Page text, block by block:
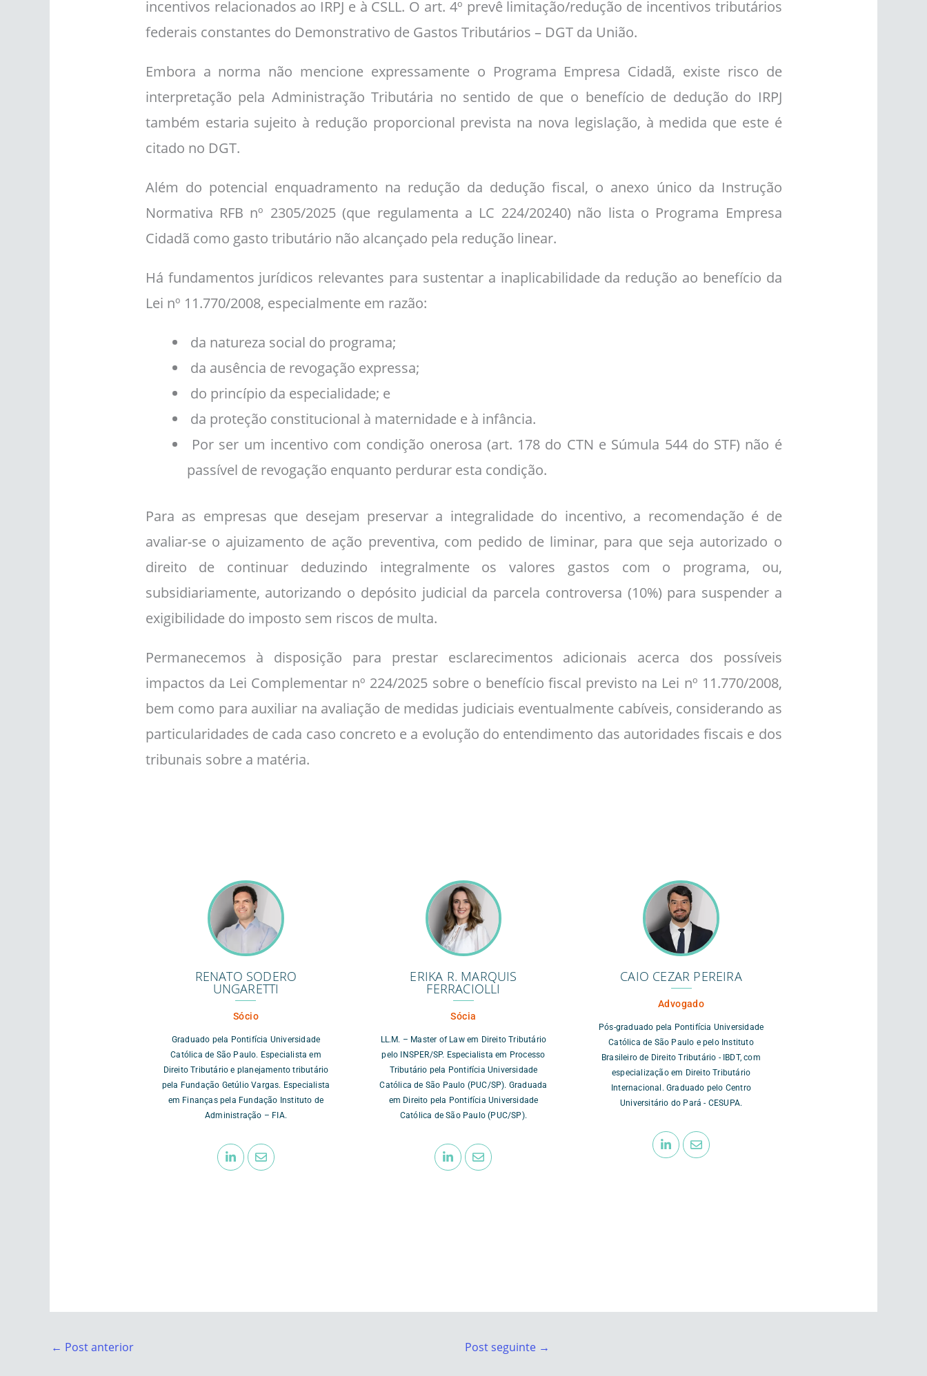
incentivos relacionados ao IRPJ e à CSLL. O art. 4º prevê limitação/redução de incentivos tributários
federais constantes do Demonstrativo de Gastos Tributários – DGT da União.
Embora a norma não mencione expressamente o Programa Empresa Cidadã, existe risco de
interpretação pela Administração Tributária no sentido de que o benefício de dedução do IRPJ
também estaria sujeito à redução proporcional prevista na nova legislação, à medida que este é
citado no DGT.
Além do potencial enquadramento na redução da dedução fiscal, o anexo único da Instrução
Normativa RFB nº 2305/2025 (que regulamenta a LC 224/20240) não lista o Programa Empresa
Cidadã como gasto tributário não alcançado pela redução linear.
Há fundamentos jurídicos relevantes para sustentar a inaplicabilidade da redução ao benefício da
Lei nº 11.770/2008, especialmente em razão:
da natureza social do programa;
da ausência de revogação expressa;
do princípio da especialidade; e
da proteção constitucional à maternidade e à infância.
Por ser um incentivo com condição onerosa (art. 178 do CTN e Súmula 544 do STF) não é
passível de revogação enquanto perdurar esta condição.
Para as empresas que desejam preservar a integralidade do incentivo, a recomendação é de
avaliar-se o ajuizamento de ação preventiva, com pedido de liminar, para que seja autorizado o
direito de continuar deduzindo integralmente os valores gastos com o programa, ou,
subsidiariamente, autorizando o depósito judicial da parcela controversa (10%) para suspender a
exigibilidade do imposto sem riscos de multa.
Permanecemos à disposição para prestar esclarecimentos adicionais acerca dos possíveis
impactos da Lei Complementar nº 224/2025 sobre o benefício fiscal previsto na Lei nº 11.770/2008,
bem como para auxiliar na avaliação de medidas judiciais eventualmente cabíveis, considerando as
particularidades de cada caso concreto e a evolução do entendimento das autoridades fiscais e dos
tribunais sobre a matéria.
RENATO SODERO
UNGARETTI
Sócio
Graduado pela Pontifícia Universidade
Católica de São Paulo. Especialista em
Direito Tributário e planejamento tributário
pela Fundação Getúlio Vargas. Especialista
em Finanças pela Fundação Instituto de
Administração – FIA.
ERIKA R. MARQUIS
FERRACIOLLI
Sócia
LL.M. – Master of Law em Direito Tributário
pelo INSPER/SP. Especialista em Processo
Tributário pela Pontifícia Universidade
Católica de São Paulo (PUC/SP). Graduada
em Direito pela Pontifícia Universidade
Católica de São Paulo (PUC/SP).
CAIO CEZAR PEREIRA
Advogado
Pós-graduado pela Pontifícia Universidade
Católica de São Paulo e pelo Instituto
Brasileiro de Direito Tributário - IBDT, com
especialização em Direito Tributário
Internacional. Graduado pelo Centro
Universitário do Pará - CESUPA.
← Post anterior Post seguinte →